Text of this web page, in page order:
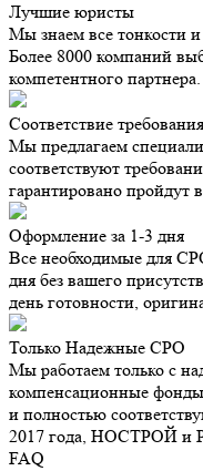
Лучшие юристы
Мы знаем все тонкости
Более 8000 компаний
компетентного партнера.
Соответствие
Мы предлагаем
соответствуют
гарантировано
Оформление за 1-3 дня
Все необходимые для
дня без вашего
день готовности,
Только Надежные СРО
Мы работаем только с
компенсационные фонды
и полностью
2017 года, НОСТРОЙ и
FAQ